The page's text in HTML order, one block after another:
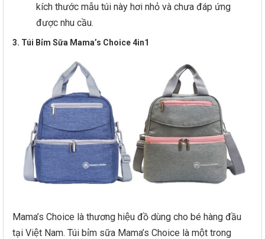
kích thước mẫu túi này hơi nhỏ và chưa đáp ứng
được nhu cầu.
3. Túi Bỉm Sữa Mama’s Choice 4in1
Mama’s Choice là thương hiệu đồ dùng cho bé hàng đầu
tại Việt Nam. Túi bỉm sữa Mama’s Choice là một trong